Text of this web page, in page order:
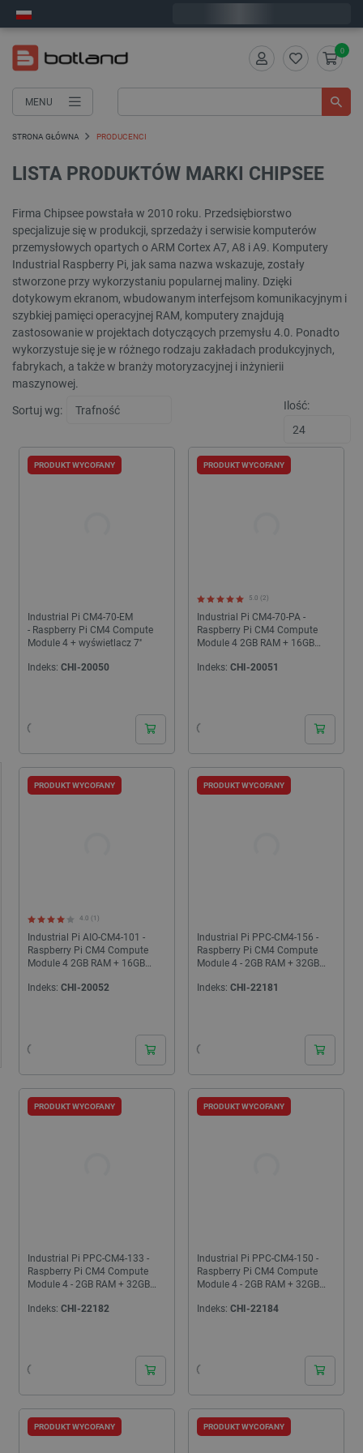
MENU
0
STRONA GŁÓWNA PRODUCENCI
LISTA PRODUKTÓW MARKI CHIPSEE
Firma Chipsee powstała w 2010 roku. Przedsiębiorstwo
specjalizuje się w produkcji, sprzedaży i serwisie komputerów
przemysłowych opartych o ARM Cortex A7, A8 i A9. Komputery
Industrial Raspberry Pi, jak sama nazwa wskazuje, zostały
stworzone przy wykorzystaniu popularnej maliny. Dzięki
dotykowym ekranom, wbudowanym interfejsom komunikacyjnym i
szybkiej pamięci operacyjnej RAM, komputery znajdują
zastosowanie w projektach dotyczących przemysłu 4.0. Ponadto
wykorzystuje się je w różnego rodzaju zakładach produkcyjnych,
fabrykach, a także w branży motoryzacyjnej i inżynierii
maszynowej.
Sortuj wg: Ilość:
Industrial Pi CM4-70-EM
- Raspberry Pi CM4 Compute
Module 4 + wyświetlacz 7''
Indeks: CHI-20050
PRODUKT WYCOFANY
Industrial Pi CM4-70-PA -
Raspberry Pi CM4 Compute
Module 4 2GB RAM + 16GB
5.0 (2)
Indeks: CHI-20051
PRODUKT WYCOFANY
Industrial Pi AIO-CM4-101 -
Raspberry Pi CM4 Compute
Module 4 2GB RAM + 16GB
stojak
4.0 (1)
Indeks: CHI-20052
PRODUKT WYCOFANY
Industrial Pi PPC-CM4-156 -
Raspberry Pi CM4 Compute
Module 4 - 2GB RAM + 32GB
wyświetlacz...
Indeks: CHI-22181
PRODUKT WYCOFANY
Industrial Pi PPC-CM4-133 -
Raspberry Pi CM4 Compute
Module 4 - 2GB RAM + 32GB
wyświetlacz...
Indeks: CHI-22182
PRODUKT WYCOFANY
Industrial Pi PPC-CM4-150 -
Raspberry Pi CM4 Compute
Module 4 - 2GB RAM + 32GB
wyświetlacz...
Indeks: CHI-22184
PRODUKT WYCOFANY
PRODUKT WYCOFANY PRODUKT WYCOFANY